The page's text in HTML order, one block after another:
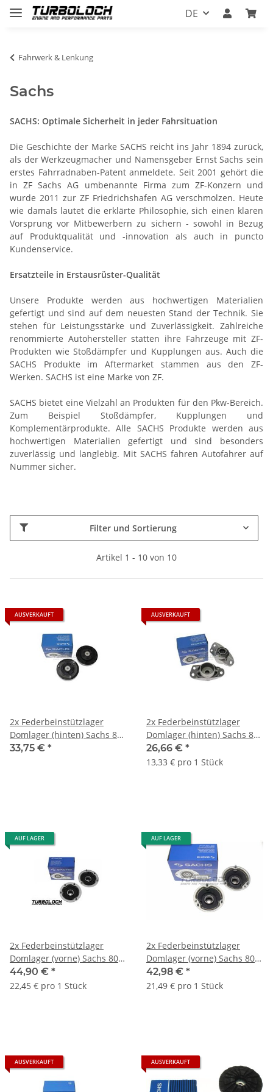
DE
Fahrwerk & Lenkung
Sachs
SACHS: Optimale Sicherheit in jeder Fahrsituation
Die Geschichte der Marke SACHS reicht ins Jahr 1894 zurück,
als der Werkzeugmacher und Namensgeber Ernst Sachs sein
erstes Fahrradnaben-Patent anmeldete. Seit 2001 gehört die
in ZF Sachs AG umbenannte Firma zum ZF-Konzern und
wurde 2011 zur ZF Friedrichshafen AG verschmolzen. Heute
wie damals lautet die erklärte Philosophie, sich einen klaren
Vorsprung vor Mitbewerbern zu sichern - sowohl in Bezug
auf Produktqualität und -innovation als auch in puncto
Kundenservice.
Ersatzteile in Erstausrüster-Qualität
Unsere Produkte werden aus hochwertigen Materialien
gefertigt und sind auf dem neuesten Stand der Technik. Sie
stehen für Leistungsstärke und Zuverlässigkeit. Zahlreiche
renommierte Autohersteller statten ihre Fahrzeuge mit ZF-
Produkten wie Stoßdämpfer und Kupplungen aus. Auch die
SACHS Produkte im Aftermarket stammen aus den ZF-
Werken. SACHS ist eine Marke von ZF.
SACHS bietet eine Vielzahl an Produkten für den Pkw-Bereich.
Zum Beispiel Stoßdämpfer, Kupplungen und
Komplementärprodukte. Alle SACHS Produkte werden aus
hochwertigen Materialien gefertigt und sind besonders
zuverlässig und langlebig. Mit SACHS fahren Autofahrer auf
Nummer sicher.
Filter und Sortierung
Artikel 1 - 10 von 10
AUSVERKAUFT
2x Federbeinstützlager
Domlager (hinten) Sachs 802
004 - BMW 5er E39
33,75 € *
AUSVERKAUFT
2x Federbeinstützlager
Domlager (hinten) Sachs 802
340 - VAG MQB Golf V
26,66 € *
13,33 € pro 1 Stück
AUF LAGER
2x Federbeinstützlager
Domlager (vorne) Sachs 802
066 - BMW E36 Z3 Z4 (E85)
44,90 € *
22,45 € pro 1 Stück
AUF LAGER
2x Federbeinstützlager
Domlager (vorne) Sachs 802
186 - BMW E81 E46 E90/91
E39 E60/61 E63 X1 (E84) X3
42,98 € *
21,49 € pro 1 Stück
AUSVERKAUFT AUSVERKAUFT